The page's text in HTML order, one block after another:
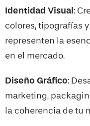
Identidad Visual :
colores, tipografías
representen la
en el mercado.
Diseño Gráfico:
marketing,
la coherencia de tu